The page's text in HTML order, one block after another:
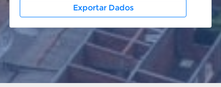
Exportar Dados